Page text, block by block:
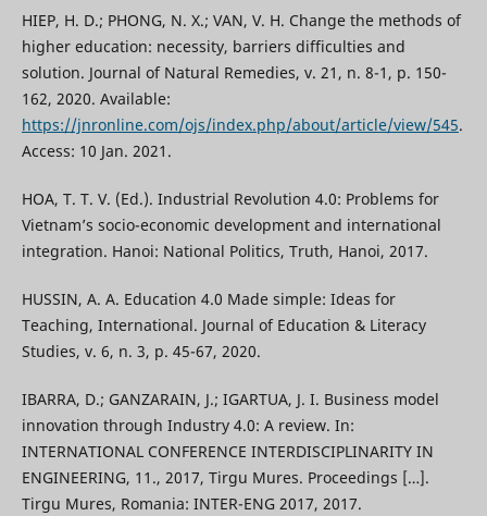
HIEP, H. D.; PHONG, N. X.; VAN, V. H. Change the methods of
higher education: necessity, barriers difficulties and
solution. Journal of Natural Remedies, v. 21, n. 8-1, p. 150-
162, 2020. Available:
https://jnronline.com/ojs/index.php/about/article/view/545.
Access: 10 Jan. 2021.
HOA, T. T. V. (Ed.). Industrial Revolution 4.0: Problems for
Vietnam’s socio-economic development and international
integration. Hanoi: National Politics, Truth, Hanoi, 2017.
HUSSIN, A. A. Education 4.0 Made simple: Ideas for
Teaching, International. Journal of Education & Literacy
Studies, v. 6, n. 3, p. 45-67, 2020.
IBARRA, D.; GANZARAIN, J.; IGARTUA, J. I. Business model
innovation through Industry 4.0: A review. In:
INTERNATIONAL CONFERENCE INTERDISCIPLINARITY IN
ENGINEERING, 11., 2017, Tirgu Mures. Proceedings […].
Tirgu Mures, Romania: INTER-ENG 2017, 2017.